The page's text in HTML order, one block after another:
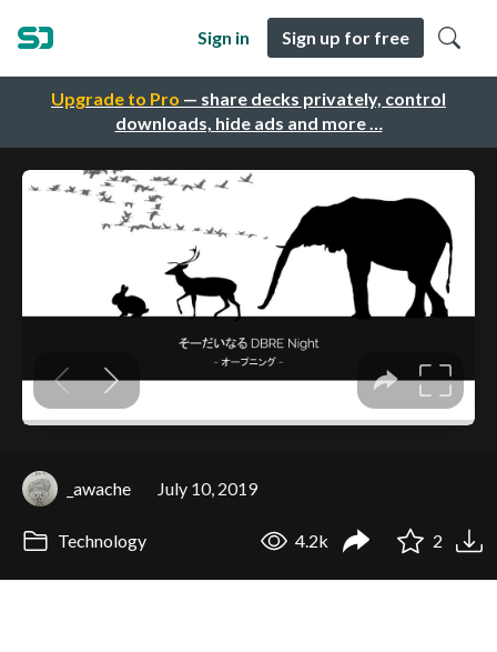
Upgrade to Pro — share decks privately, control
downloads, hide ads and more …
Sign in Sign up for free
_awache July 10, 2019
Technology 4.2k 2